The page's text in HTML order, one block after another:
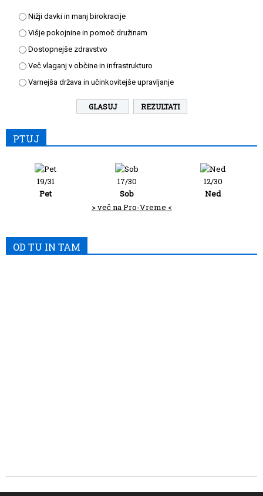
Nižji davki in manj birokracije
Višje pokojnine in pomoč družinam
Dostopnejše zdravstvo
Več vlaganj v občine in infrastrukturo
Varnejša država in učinkovitejše upravljanje
REZULTATI
PTUJ
19/31
Pet
17/30
Sob
12/30
Ned
> več na Pro-Vreme <
OD TU IN TAM